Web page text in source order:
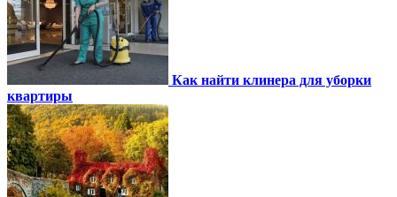
Как найти клинера для уборки
квартиры